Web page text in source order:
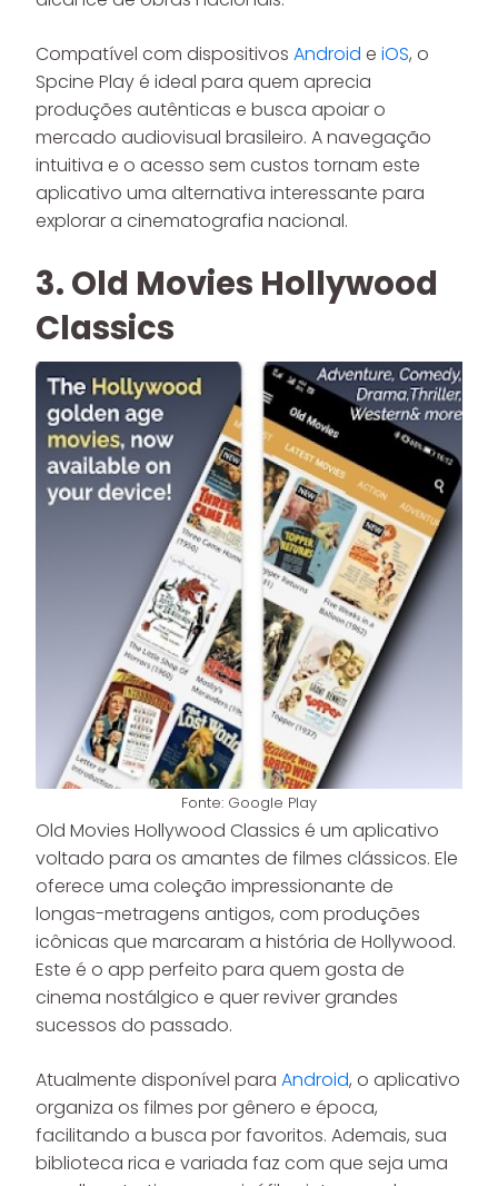
Compatível com dispositivos Android e iOS, o
Spcine Play é ideal para quem aprecia
produções autênticas e busca apoiar o
mercado audiovisual brasileiro. A navegação
intuitiva e o acesso sem custos tornam este
aplicativo uma alternativa interessante para
explorar a cinematografia nacional.
3. Old Movies Hollywood
Classics
Fonte: Google Play
Old Movies Hollywood Classics é um aplicativo
voltado para os amantes de filmes clássicos. Ele
oferece uma coleção impressionante de
longas-metragens antigos, com produções
icônicas que marcaram a história de Hollywood.
Este é o app perfeito para quem gosta de
cinema nostálgico e quer reviver grandes
sucessos do passado.
Atualmente disponível para Android, o aplicativo
organiza os filmes por gênero e época,
facilitando a busca por favoritos. Ademais, sua
biblioteca rica e variada faz com que seja uma